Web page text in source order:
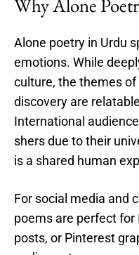
Why Alone
Alone poetry in Urdu
emotions. While
culture, the themes
discovery are
International
shers due to their
is a shared human
For social media and
poems are perfect
posts, or Pinterest